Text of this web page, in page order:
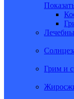
Грим и